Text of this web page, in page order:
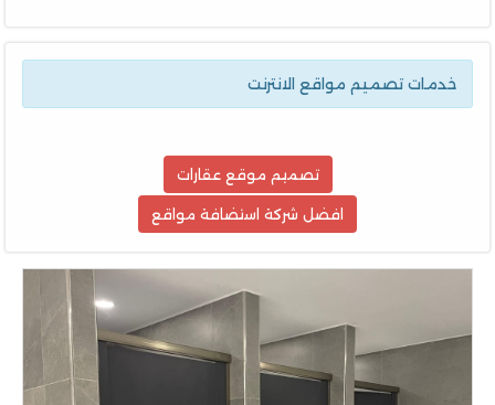
خدمات تصميم مواقع الانترنت
تصميم موقع عقارات
افضل شركة استضافة مواقع